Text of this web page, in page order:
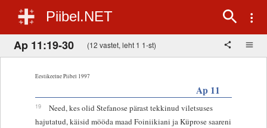
Piibel.NET
Ap 11:19-30 (12 vastet, leht 1 1-st)
Eestikeelne Piibel 1997
Ap 11
19
Need, kes olid Stefanose pärast tekkinud viletsuses
hajutatud, käisid mööda maad Foiniikiani ja Küprose saareni